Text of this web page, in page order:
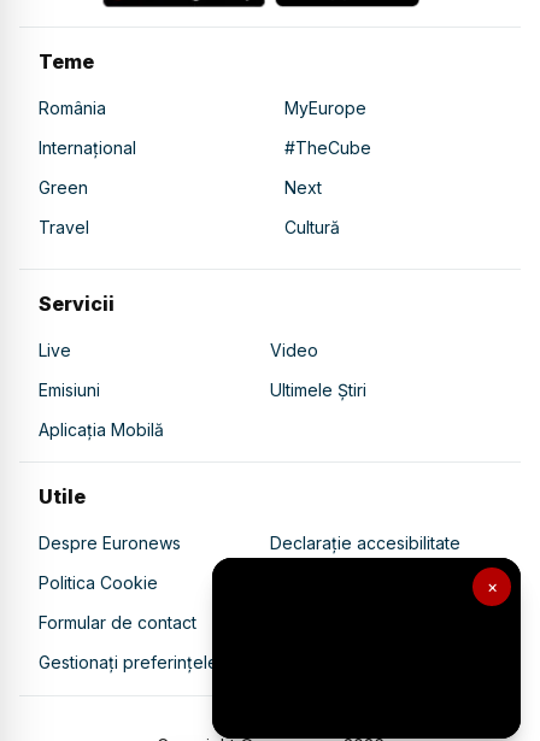
×
Teme
România
MyEurope
Internațional
#TheCube
Green
Next
Travel
Cultură
Servicii
Live
Video
Emisiuni
Ultimele Știri
Aplicația Mobilă
Utile
Despre Euronews
Declarație accesibilitate
Politica Cookie
Politica de confidențialitate
Formular de contact
Gestionați preferințele